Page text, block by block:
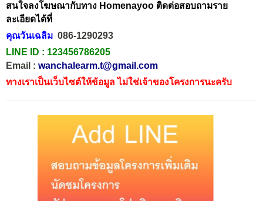
สนใจลงโฆษณากับทาง Homenayoo ติดต่อสอบถามราย
ละเอียดได้ที่
คุณวันเฉลิม 086-1290293
LINE ID : 123456786205
Email : wanchalearm.t@gmail.com
ทางเราเป็นเว็บไซต์ให้ข้อมูล ไม่ใช่เจ้าของโครงการนะครับ